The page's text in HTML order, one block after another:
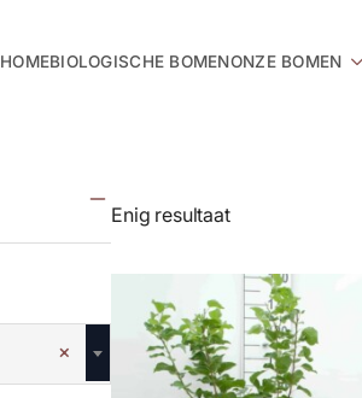
HOMEBIOLOGISCHE BOMENONZE BOMEN
×
Enig resultaat